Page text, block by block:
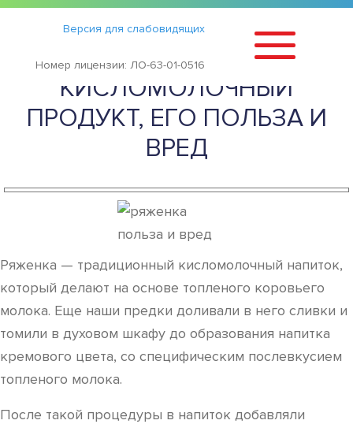
Версия для слабовидящих
Номер лицензии: ЛО-63-01-0516
Статьи ›
РЯЖЕНКА —
КИСЛОМОЛОЧНЫЙ
ПРОДУКТ, ЕГО ПОЛЬЗА И
ВРЕД
Ряженка — традиционный кисломолочный напиток,
который делают на основе топленого коровьего
молока. Еще наши предки доливали в него сливки и
томили в духовом шкафу до образования напитка
кремового цвета, со специфическим послевкусием
топленого молока.
После такой процедуры в напиток добавляли